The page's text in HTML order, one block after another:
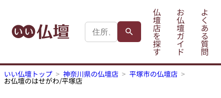
仏
壇
店
を
探
す
お
仏
壇
ガ
イ
ド
よ
く
あ
る
質
問
いい仏壇トップ 神奈川県の仏壇店 平塚市の仏壇店
お仏壇のはせがわ/平塚店